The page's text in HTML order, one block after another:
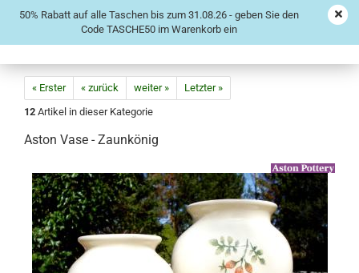
50% Rabatt auf alle Taschen bis zum 31.08.26 - geben Sie den
Code TASCHE50 im Warenkorb ein
« Erster « zurück weiter »
Letzter »
12 Artikel in dieser Kategorie
Aston Vase - Zaunkönig